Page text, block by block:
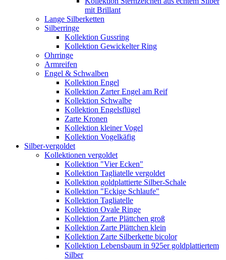
mit Brillant
Lange Silberketten
Silberringe
Kollektion Gussring
Kollektion Gewickelter Ring
Ohrringe
Armreifen
Engel & Schwalben
Kollektion Engel
Kollektion Zarter Engel am Reif
Kollektion Schwalbe
Kollektion Engelsflügel
Zarte Kronen
Kollektion kleiner Vogel
Kollektion Vogelkäfig
Silber-vergoldet
Kollektionen vergoldet
Kollektion "Vier Ecken"
Kollektion Tagliatelle vergoldet
Kollektion goldplattierte Silber-Schale
Kollektion "Eckige Schlaufe"
Kollektion Tagliatelle
Kollektion Ovale Ringe
Kollektion Zarte Plättchen groß
Kollektion Zarte Plättchen klein
Kollektion Zarte Silberkette bicolor
Kollektion Lebensbaum in 925er goldplattiertem
Silber